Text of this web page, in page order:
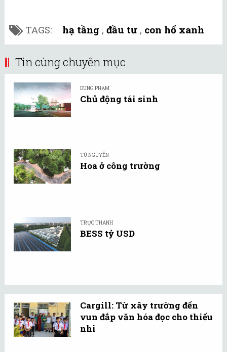
TAGS: hạ tầng , đầu tư , con hổ xanh
Tin cùng chuyên mục
DUNG PHẠM
Chủ động tái sinh
TÚ NGUYỄN
Hoa ở công trường
TRỰC THANH
BESS tỷ USD
Cargill: Từ xây trường đến
vun đắp văn hóa đọc cho thiếu
nhi